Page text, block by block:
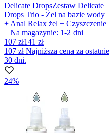
Delicate DropsZestaw Delicate
Drops Trio - Żel na bazie wody
+ Anal Relax żel + Czyszczenie
Na magazynie: 1-2 dni
107 zł141 zł
107 złNajniższa cena za ostatnie
30 dni.
24%